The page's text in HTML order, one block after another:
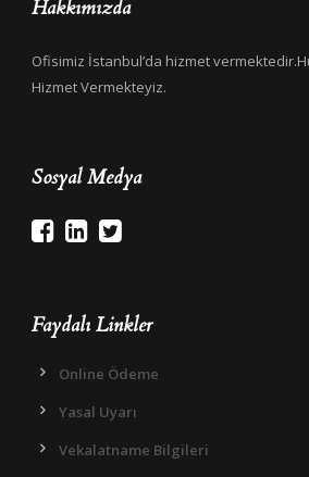
Hakkımızda
Ofisimiz İstanbul’da hizmet
Hizmet Vermekteyiz.
Sosyal Medya
Faydalı Linkler
Online Ödeme
Yasal Uyarı
Vekalatname Bilgileri